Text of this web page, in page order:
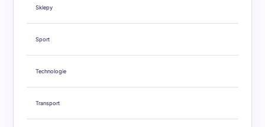
Sklepy
Sport
Technologie
Transport